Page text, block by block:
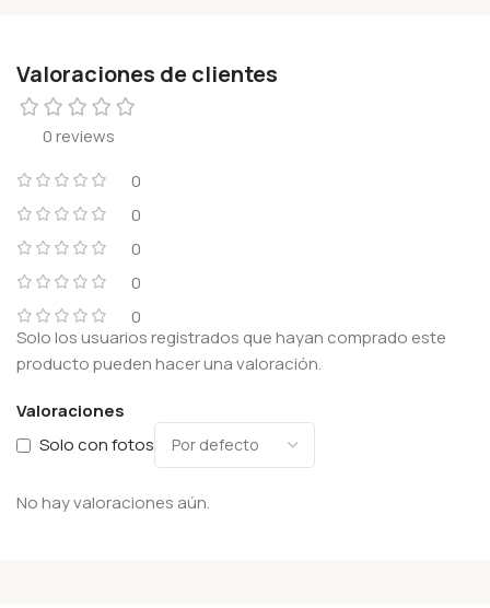
Valoraciones de clientes
0 reviews
0
0
0
0
0
Valoraciones
Solo con fotos
No hay valoraciones aún.
Solo los usuarios registrados que hayan comprado este
producto pueden hacer una valoración.